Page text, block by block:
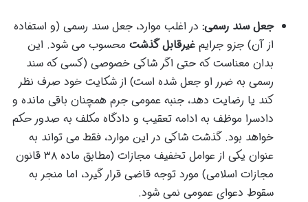
جعل سند رسمی: در اغلب موارد، جعل سند رسمی (و استفاده
از آن) جزو جرایم غیرقابل گذشت محسوب می شود. این
بدان معناست که حتی اگر شاکی خصوصی (کسی که سند
رسمی به ضرر او جعل شده است) از شکایت خود صرف نظر
کند یا رضایت دهد، جنبه عمومی جرم همچنان باقی مانده و
دادسرا موظف به ادامه تعقیب و دادگاه مکلف به صدور حکم
خواهد بود. گذشت شاکی در این موارد، فقط می تواند به
عنوان یکی از عوامل تخفیف مجازات (مطابق ماده ۳۸ قانون
مجازات اسلامی) مورد توجه قاضی قرار گیرد، اما منجر به
سقوط دعوای عمومی نمی شود.